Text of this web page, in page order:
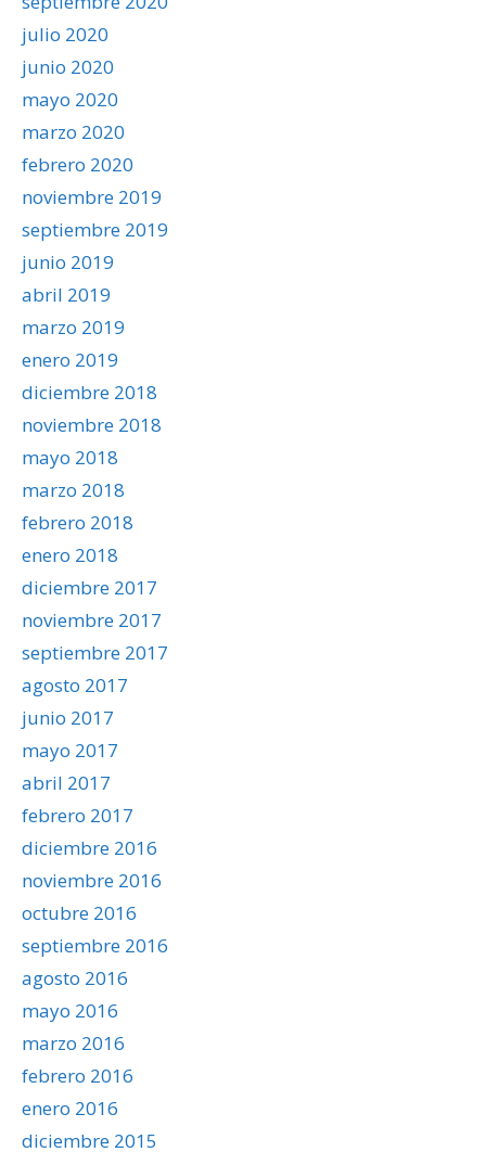
julio 2020
junio 2020
mayo 2020
marzo 2020
febrero 2020
noviembre 2019
septiembre 2019
junio 2019
abril 2019
marzo 2019
enero 2019
diciembre 2018
noviembre 2018
mayo 2018
marzo 2018
febrero 2018
enero 2018
diciembre 2017
noviembre 2017
septiembre 2017
agosto 2017
junio 2017
mayo 2017
abril 2017
febrero 2017
diciembre 2016
noviembre 2016
octubre 2016
septiembre 2016
agosto 2016
mayo 2016
marzo 2016
febrero 2016
enero 2016
diciembre 2015